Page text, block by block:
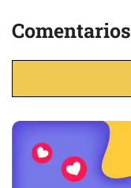
Comentarios